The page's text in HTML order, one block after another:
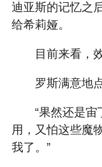
迪亚斯的记忆之
给希莉娅。
目前来看，
罗斯满意地
“果然还是
用，又怕这些魔
我了。”